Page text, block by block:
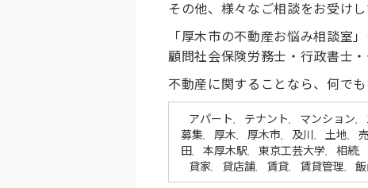
その他、様々なご相談をお受けし
「厚木市の不動産お悩み相談室
顧問社会保険労務士・行政書士
不動産に関することなら、何で
アパート テナント マンション
募集
厚木 厚木市 及川 土地
田
本厚木駅 東京工芸大学 相続
貸家 貸店舗 賃貸 賃貸管理